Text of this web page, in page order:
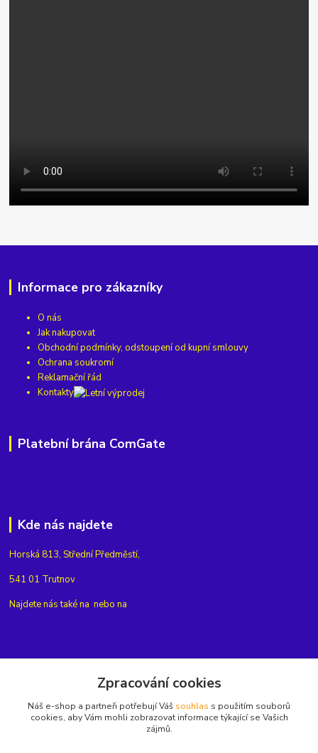
Informace pro zákazníky
O nás
Jak nakupovat
Obchodní podmínky, odstoupení od kupní smlouvy
Ochrana soukromí
Reklamační řád
Kontakty
Platební brána ComGate
Kde nás najdete
Horská 813, Střední Předměstí,
541 01 Trutnov
Najdete nás také na nebo na
+420775654704
Zpracování cookies
Náš e-shop a partneři potřebují Váš souhlas s použitím souborů
cookies, aby Vám mohli zobrazovat informace týkající se Vašich
zájmů.